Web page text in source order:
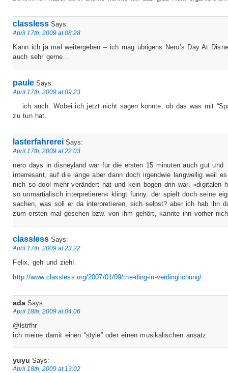
classless Says:
April 17th, 2009 at 08:28
Kann ich ja mal weitergeben – ich mag übrigens Nero’s Day At
auch sehr gerne…
paule Says:
April 17th, 2009 at 09:23
… ich auch. Wobei ich jetzt nicht sagen könnte, ob das was mit
zu tun hat.
lasterfahrerei Says:
April 17th, 2009 at 22:03
nero days in disneyland war für die ersten 15 minuten auch gut und
interresant, auf die länge aber dann doch irgendwie langweilig weil
nich so dool mehr verändert hat und kein bogen drin war. »digitalen
so unmartialisch interpretieren« klingt funny. der spielt doch seine
sachen, was soll er da interpretieren, sich selbst? aber ich hab ihn
zum ersten mal gesehen bzw. von ihm gehört, kannte ihn vorher
classless Says:
April 17th, 2009 at 23:22
Felix, geh und zieh!
http://www.classless.org/2007/01/09/the-ding-in-verdinglichung/
ada Says:
April 18th, 2009 at 04:06
@lstrfhr
ich meine damit einen “style” oder einen musikalischen ansatz.
yuyu Says:
April 18th, 2009 at 13:02